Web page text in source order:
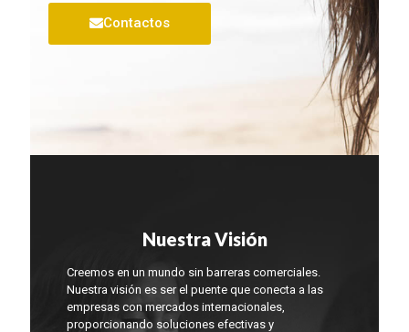
Contactos
Nuestra Visión
Creemos en un mundo sin barreras comerciales.
Nuestra visión es ser el puente que conecta a las
empresas con mercados internacionales,
proporcionando soluciones efectivas y